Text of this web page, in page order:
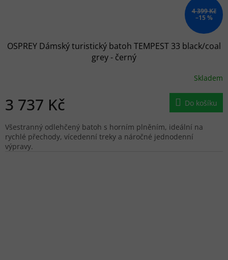
4 399 Kč
–15 %
OSPREY Dámský turistický batoh TEMPEST 33 black/coal
grey - černý
Skladem
3 737 Kč Do košíku
Všestranný odlehčený batoh s horním plněním, ideální na
rychlé přechody, vícedenní treky a náročné jednodenní
výpravy.